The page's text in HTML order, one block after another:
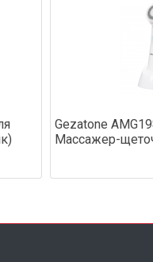
Gezatone
Массажер-